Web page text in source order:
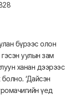
бүрээс олон
уулын зам
ханан дээрээс
‘Дайсэн
үед